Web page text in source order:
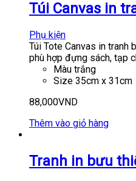
Túi Canvas in
Phụ kiện
Túi Tote Canvas in tranh
phù hợp đựng sách, tạp
Màu trắng
Size 35cm x 31cm
88,000VND
Thêm vào giỏ hàng
Tranh in bưu